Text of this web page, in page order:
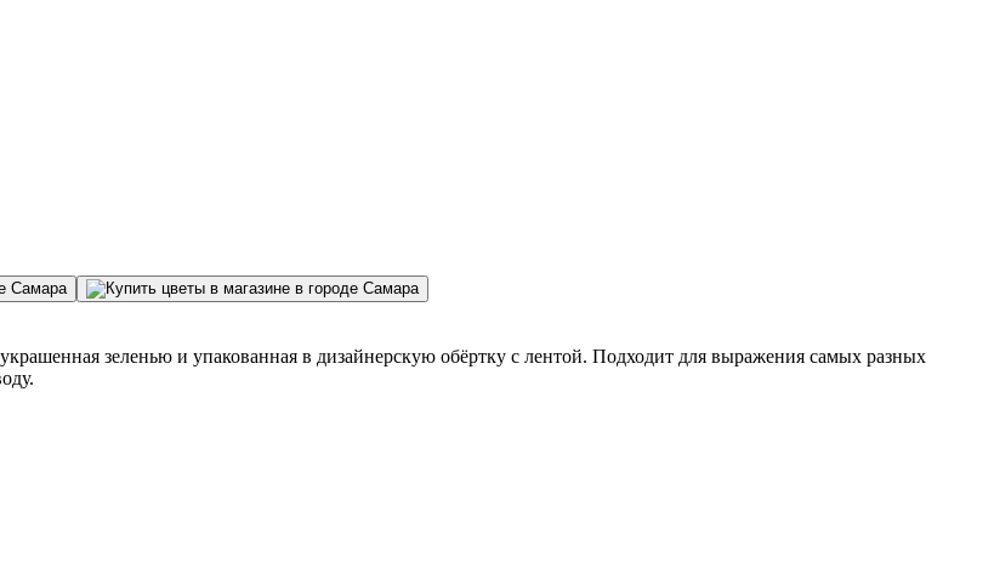
зеленью и упакованная в дизайнерскую обёртку с лентой. Подходит для выражения самых разных